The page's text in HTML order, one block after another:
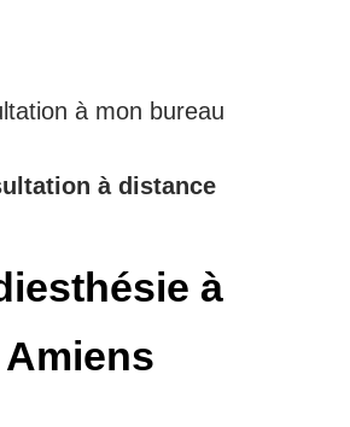
à mon bureau
à distance
à
Amiens